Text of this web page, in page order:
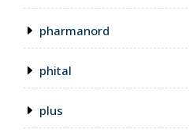
pharmanord
phital
plus